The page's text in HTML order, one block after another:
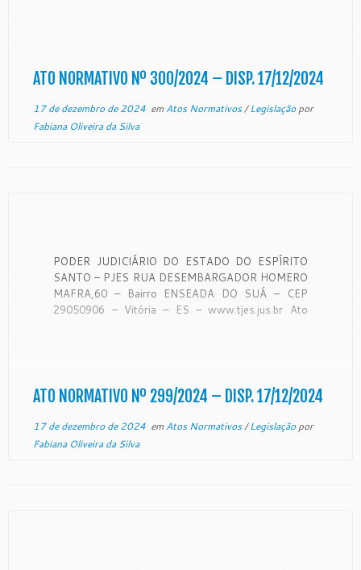
ATO NORMATIVO Nº 300/2024 – DISP. 17/12/2024
17 de dezembro de 2024em Atos Normativos/Legislaçãopor
Fabiana Oliveira da Silva
PODER JUDICIÁRIO DO ESTADO DO ESPÍRITO
SANTO – PJES RUA DESEMBARGADOR HOMERO
MAFRA,60 – Bairro ENSEADA DO SUÁ – CEP
29050906 – Vitória – ES – www.tjes.jus.br Ato
ATO NORMATIVO Nº 299/2024 – DISP. 17/12/2024
17 de dezembro de 2024em Atos Normativos/Legislaçãopor
Fabiana Oliveira da Silva